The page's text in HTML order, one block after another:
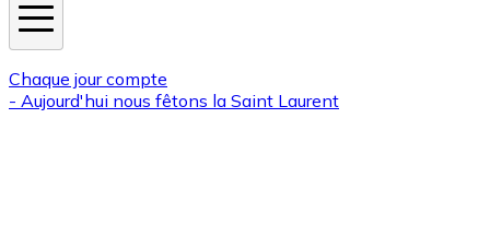
Chaque jour compte
- Aujourd'hui nous fêtons la Saint Laurent